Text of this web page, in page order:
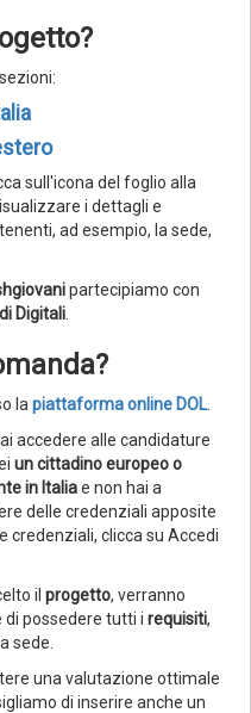
sull'icona del foglio alla
i dettagli e
ad esempio, la sede,
partecipiamo con
Digitali
la piattaforma online DOL.
accedere alle candidature
un cittadino europeo o
in Italiae non hai a
delle credenziali apposite
credenziali, clicca su Accedi
il progetto, verranno
di possedere tutti i requisiti,
sede.
una valutazione ottimale
di inserire anche un